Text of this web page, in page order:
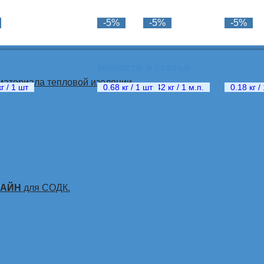
тепловой изоляции
для СОДК.
-5%
1.42 кг / 1 м.п.
-5%
0.68 кг / 1 шт
/ 1 шт
-5%
0.18 кг /